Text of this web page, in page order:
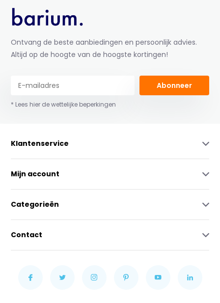
Ontvang de beste aanbiedingen en persoonlijk advies.
Altijd op de hoogte van de hoogste kortingen!
Abonneer
* Lees hier de wettelijke beperkingen
Klantenservice
Mijn account
Categorieën
Contact